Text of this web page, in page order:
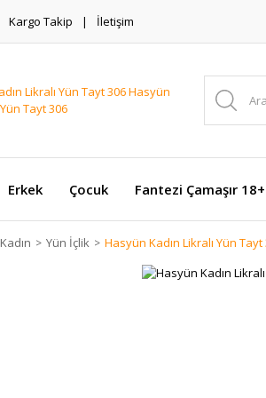
Kargo Takip İletişim
Erkek Çocuk Fantezi Çamaşır 18+
Kadın Yün İçlik Hasyün Kadın Likralı Yün Tayt